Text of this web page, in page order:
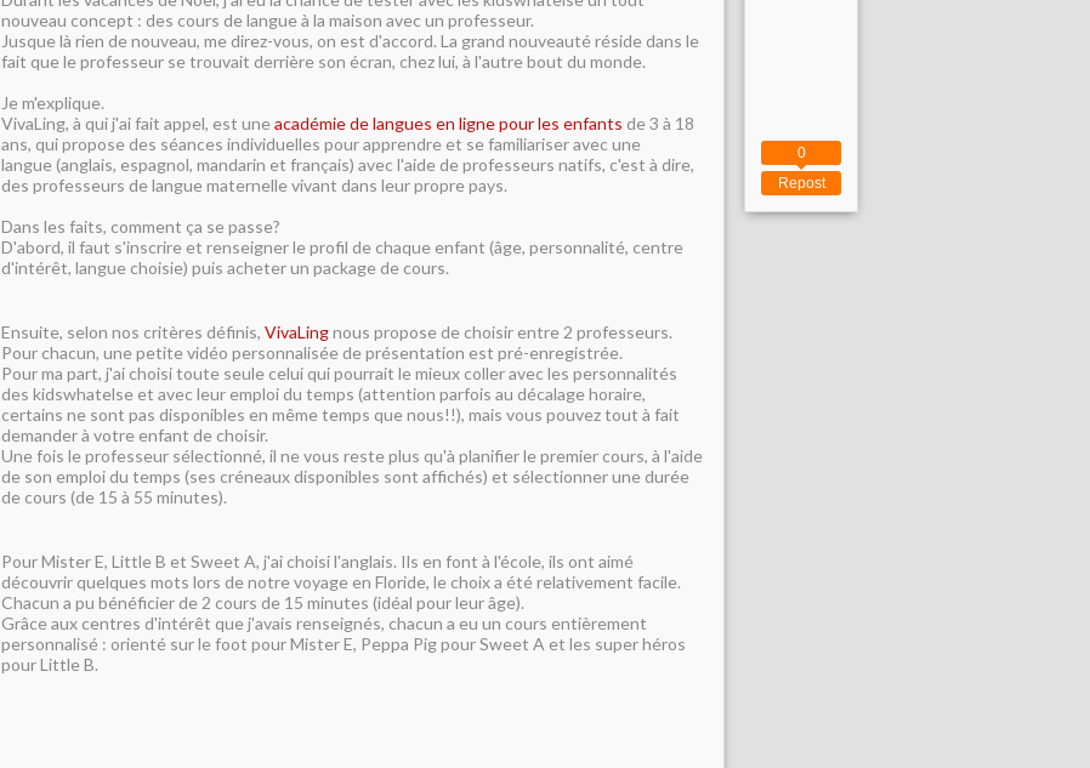
nouveau concept : des cours de langue à la maison avec un professeur.
Jusque là rien de nouveau, me direz-vous, on est d'accord. La grand nouveauté réside dans le
fait que le professeur se trouvait derrière son écran, chez lui, à l'autre bout du monde.
Je m'explique.
VivaLing, à qui j'ai fait appel, est uneacadémie de langues en ligne pour les enfants de 3 à 18
ans, qui propose des séances individuelles pour apprendre et se familiariser avec une
langue (anglais, espagnol, mandarin et français) avec l'aide de professeurs natifs, c'est à dire,
des professeurs de langue maternelle vivant dans leur propre pays.
Dans les faits, comment ça se passe?
D'abord, il faut s'inscrire et renseigner le profil de chaque enfant (âge, personnalité, centre
d'intérêt, langue choisie) puis acheter un package de cours.
Ensuite, selon nos critères définis, VivaLingnous propose de choisir entre 2 professeurs.
Pour chacun, une petite vidéo personnalisée de présentation est pré-enregistrée.
Pour ma part, j'ai choisi toute seule celui qui pourrait le mieux coller avec les personnalités
des kidswhatelse et avec leur emploi du temps (attention parfois au décalage horaire,
certains ne sont pas disponibles en même temps que nous!!), mais vous pouvez tout à fait
demander à votre enfant de choisir.
Une fois le professeur sélectionné, il ne vous reste plus qu'à planifier le premier cours, à l'aide
de son emploi du temps (ses créneaux disponibles sont affichés) et sélectionner une durée
de cours (de 15 à 55 minutes).
Pour Mister E, Little B et Sweet A, j'ai choisi l'anglais. Ils en font à l'école, ils ont aimé
découvrir quelques mots lors de notre voyage en Floride, le choix a été relativement facile.
Chacun a pu bénéficier de 2 cours de 15 minutes (idéal pour leur âge).
Grâce aux centres d'intérêt que j'avais renseignés, chacun a eu un cours entièrement
personnalisé : orienté sur le foot pour Mister E, Peppa Pig pour Sweet A et les super héros
pour Little B.
Repost
0